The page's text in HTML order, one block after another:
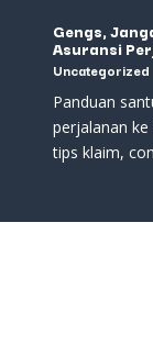
Gengs,
Asuransi
Uncategorized
Panduan
perjalanan
tips klaim,